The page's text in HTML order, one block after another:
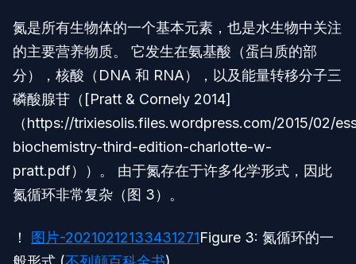
氮是所有生物体的一个基本元素，也是水生物中关注
的主要营养物质。 它发生在氨基酸（蛋白质的部
分），核酸（DNA 和 RNA），以及能量转移分子三
磷酸腺苷（[Pratt & Cornely 2014]
（https://trixiesolis.files.wordpress.com/2015/02/
biochemistry-third-edition-charlotte-w-
pratt.pdf））。 由于氮存在于许多化学形式，因此
氮循环非常复杂（图 3）。
！ 图片-20210212133431271Figure 3: 氮循环的一